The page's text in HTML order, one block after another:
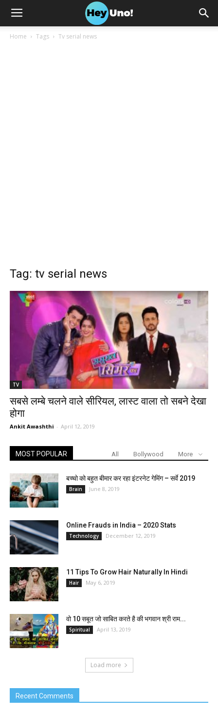
Home Tags Tv serial news
Tag: tv serial news
TV
सबसे लम्बे चलने वाले सीरियल, लास्ट वाला तो सबने देखा
होगा
Ankit Awashthi - April 12, 2019
MOST POPULAR All Bollywood More
बच्चो को बहुत बीमार कर रहा इंटरनेट गेमिंग – सर्वे 2019
Brain June 8, 2019
Online Frauds in India – 2020 Stats
Technology December 12, 2019
11 Tips To Grow Hair Naturally In Hindi
Hair May 6, 2019
वो 10 सबूत जो साबित करते है की भगवान श्री राम...
Spiritual April 13, 2019
Load more
Recent Comments